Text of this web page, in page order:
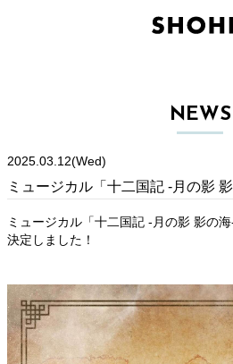
NEWS
2025.03.12(Wed)
ミュージカル「十二国記 -月の影
ミュージカル「十二国記 -月の影 影の
決定しました！